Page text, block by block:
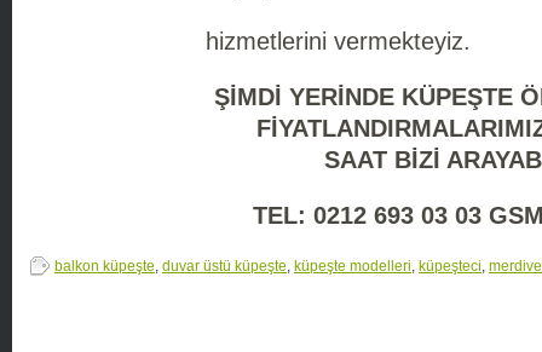
hizmetlerini vermekteyiz.
ŞİMDİ YERİNDE KÜPEŞTE
SAAT BİZİ
TEL: 0212 693 03 03
balkon küpeşte, duvar üstü küpeşte, küpeşte modelleri, küpeşteci,